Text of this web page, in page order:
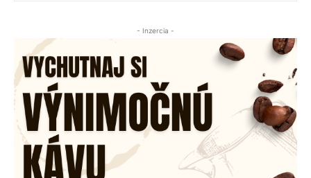
- Inzercia -